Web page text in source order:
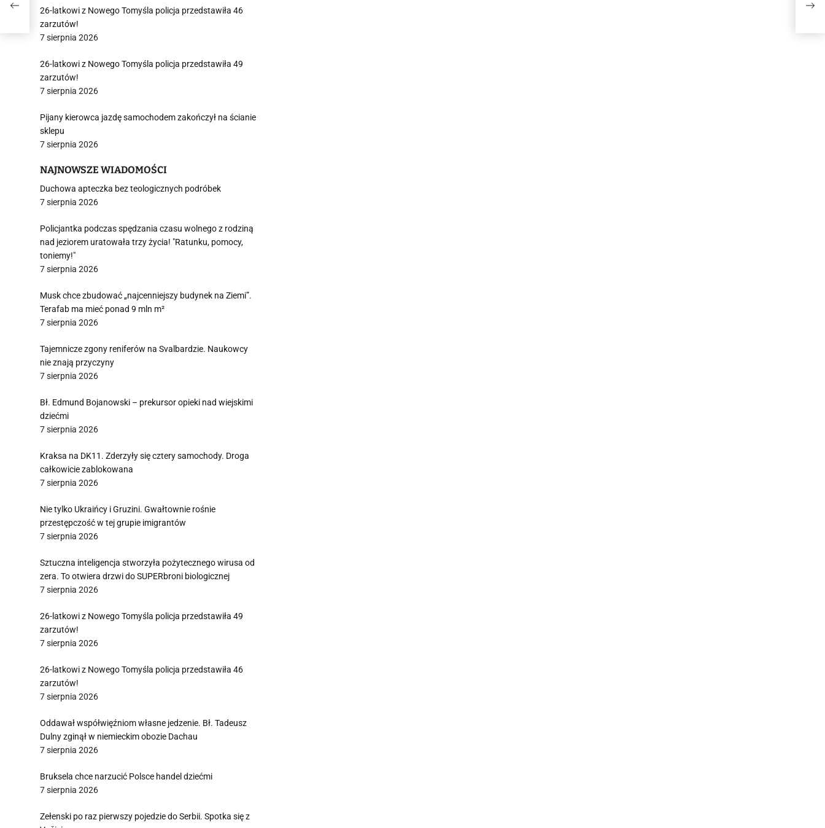
26-latkowi z Nowego Tomyśla policja przedstawiła 46
zarzutów!
7 sierpnia 2026
26-latkowi z Nowego Tomyśla policja przedstawiła 49
zarzutów!
7 sierpnia 2026
Pijany kierowca jazdę samochodem zakończył na ścianie
sklepu
7 sierpnia 2026
NAJNOWSZE WIADOMOŚCI
Duchowa apteczka bez teologicznych podróbek
7 sierpnia 2026
Policjantka podczas spędzania czasu wolnego z rodziną
nad jeziorem uratowała trzy życia! "Ratunku, pomocy,
toniemy!"
7 sierpnia 2026
Musk chce zbudować „najcenniejszy budynek na Ziemi”.
Terafab ma mieć ponad 9 mln m²
7 sierpnia 2026
Tajemnicze zgony reniferów na Svalbardzie. Naukowcy
nie znają przyczyny
7 sierpnia 2026
Bł. Edmund Bojanowski – prekursor opieki nad wiejskimi
dziećmi
7 sierpnia 2026
Kraksa na DK11. Zderzyły się cztery samochody. Droga
całkowicie zablokowana
7 sierpnia 2026
Nie tylko Ukraińcy i Gruzini. Gwałtownie rośnie
przestępczość w tej grupie imigrantów
7 sierpnia 2026
Sztuczna inteligencja stworzyła pożytecznego wirusa od
zera. To otwiera drzwi do SUPERbroni biologicznej
7 sierpnia 2026
26-latkowi z Nowego Tomyśla policja przedstawiła 49
zarzutów!
7 sierpnia 2026
26-latkowi z Nowego Tomyśla policja przedstawiła 46
zarzutów!
7 sierpnia 2026
Oddawał współwięźniom własne jedzenie. Bł. Tadeusz
Dulny zginął w niemieckim obozie Dachau
7 sierpnia 2026
Bruksela chce narzucić Polsce handel dziećmi
7 sierpnia 2026
Zełenski po raz pierwszy pojedzie do Serbii. Spotka się z